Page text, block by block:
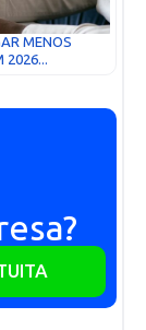
MENOS
2026...